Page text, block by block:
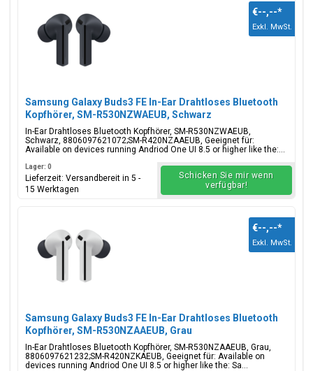
Samsung Galaxy Buds3 FE In-Ear Drahtloses Bluetooth
Kopfhörer, SM-R530NZWAEUB, Schwarz
In-Ear Drahtloses Bluetooth Kopfhörer, SM-R530NZWAEUB,
Schwarz, 8806097621072;SM-R420NZAAEUB, Geeignet für:
Available on devices running Andriod One UI 8.5 or higher like the:...
€--,--*
Exkl. MwSt.
Lager: 0
Lieferzeit: Versandbereit in 5 -
15 Werktagen
Schicken Sie mir wenn
verfügbar!
Samsung Galaxy Buds3 FE In-Ear Drahtloses Bluetooth
Kopfhörer, SM-R530NZAAEUB, Grau
In-Ear Drahtloses Bluetooth Kopfhörer, SM-R530NZAAEUB, Grau,
8806097621232;SM-R420NZKAEUB, Geeignet für: Available on
devices running Andriod One UI 8.5 or higher like the: Sa...
€--,--*
Exkl. MwSt.